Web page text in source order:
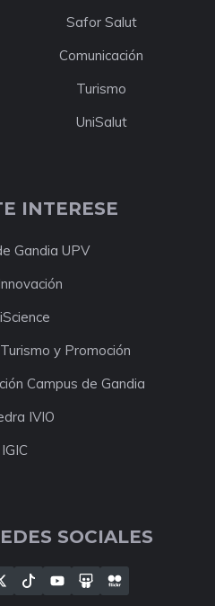
Safor Salut
Comunicación
Turismo
UniSalut
INTERESE
Gandia UPV
y Promoción
Campus de Gandia
IVIO
IGIC
SOCIALES